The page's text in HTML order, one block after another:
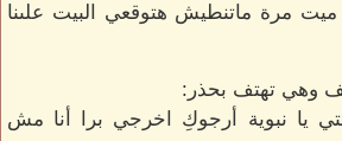
مرة ماتنطيش هتوقعي البيت علىنا
وهي تهتف بحذر:
يا نبوية أرجوكِ اخرجي برا أنا مش